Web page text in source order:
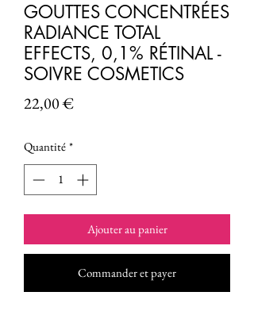
GOUTTES CONCENTRÉES
RADIANCE TOTAL
EFFECTS, 0,1% RÉTINAL -
SOIVRE COSMETICS
22,00 €Prix
Quantité *
Ajouter au panier
Commander et payer